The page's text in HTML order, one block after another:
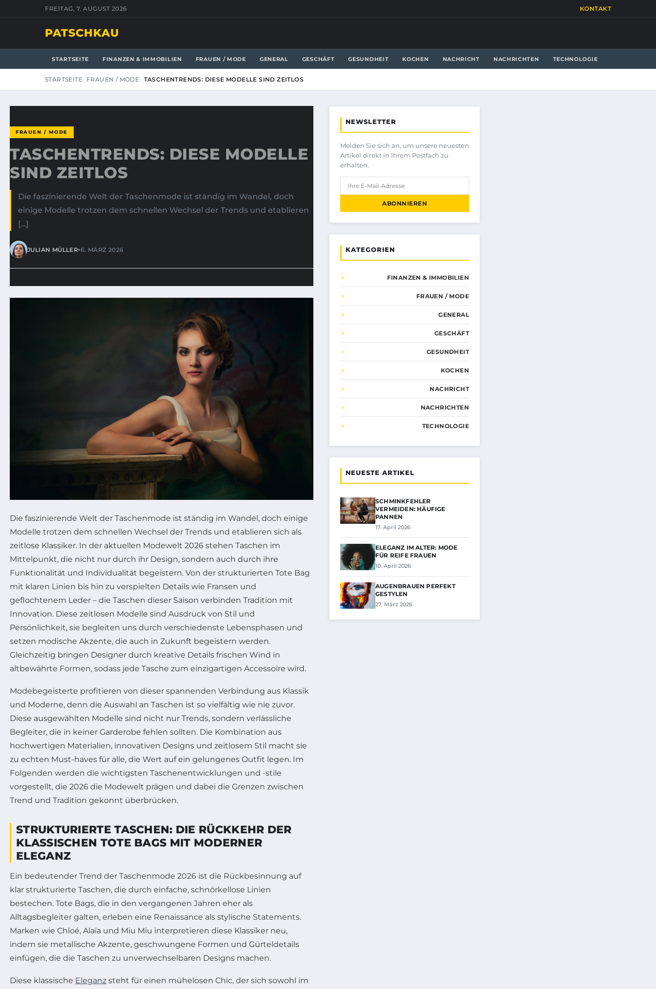
FREITAG, 7. AUGUST 2026 KONTAKT
PATSCHKAU
STARTSEITE FINANZEN & IMMOBILIEN FRAUEN / MODE GENERAL GESCHÄFT GESUNDHEIT KOCHEN NACHRICHT NACHRICHTEN TECHNOLOGIE
STARTSEITE FRAUEN / MODE TASCHENTRENDS: DIESE MODELLE SIND ZEITLOS
FRAUEN / MODE
TASCHENTRENDS: DIESE MODELLE
SIND ZEITLOS
Die faszinierende Welt der Taschenmode ist ständig im Wandel, doch
einige Modelle trotzen dem schnellen Wechsel der Trends und etablieren
[…]
JULIAN MÜLLER•6. MÄRZ 2026
Die faszinierende Welt der Taschenmode ist ständig im Wandel, doch einige
Modelle trotzen dem schnellen Wechsel der Trends und etablieren sich als
zeitlose Klassiker. In der aktuellen Modewelt 2026 stehen Taschen im
Mittelpunkt, die nicht nur durch ihr Design, sondern auch durch ihre
Funktionalität und Individualität begeistern. Von der strukturierten Tote Bag
mit klaren Linien bis hin zu verspielten Details wie Fransen und
geflochtenem Leder – die Taschen dieser Saison verbinden Tradition mit
Innovation. Diese zeitlosen Modelle sind Ausdruck von Stil und
Persönlichkeit, sie begleiten uns durch verschiedenste Lebensphasen und
setzen modische Akzente, die auch in Zukunft begeistern werden.
Gleichzeitig bringen Designer durch kreative Details frischen Wind in
altbewährte Formen, sodass jede Tasche zum einzigartigen Accessoire wird.
Modebegeisterte profitieren von dieser spannenden Verbindung aus Klassik
und Moderne, denn die Auswahl an Taschen ist so vielfältig wie nie zuvor.
Diese ausgewählten Modelle sind nicht nur Trends, sondern verlässliche
Begleiter, die in keiner Garderobe fehlen sollten. Die Kombination aus
hochwertigen Materialien, innovativen Designs und zeitlosem Stil macht sie
zu echten Must-haves für alle, die Wert auf ein gelungenes Outfit legen. Im
Folgenden werden die wichtigsten Taschenentwicklungen und -stile
vorgestellt, die 2026 die Modewelt prägen und dabei die Grenzen zwischen
Trend und Tradition gekonnt überbrücken.
STRUKTURIERTE TASCHEN: DIE RÜCKKEHR DER
KLASSISCHEN TOTE BAGS MIT MODERNER
ELEGANZ
Ein bedeutender Trend der Taschenmode 2026 ist die Rückbesinnung auf
klar strukturierte Taschen, die durch einfache, schnörkellose Linien
bestechen. Tote Bags, die in den vergangenen Jahren eher als
Alltagsbegleiter galten, erleben eine Renaissance als stylische Statements.
Marken wie Chloé, Alaïa und Miu Miu interpretieren diese Klassiker neu,
indem sie metallische Akzente, geschwungene Formen und Gürteldetails
einfügen, die die Taschen zu unverwechselbaren Designs machen.
Diese klassische Eleganz steht für einen mühelosen Chic, der sich sowohl im
NEWSLETTER
Melden Sie sich an, um unsere neuesten
Artikel direkt in Ihrem Postfach zu
erhalten.
ABONNIEREN
KATEGORIEN
FINANZEN & IMMOBILIEN
FRAUEN / MODE
GENERAL
GESCHÄFT
GESUNDHEIT
KOCHEN
NACHRICHT
NACHRICHTEN
TECHNOLOGIE
NEUESTE ARTIKEL
SCHMINKFEHLER
VERMEIDEN: HÄUFIGE
PANNEN
17. April 2026
ELEGANZ IM ALTER: MODE
FÜR REIFE FRAUEN
10. April 2026
AUGENBRAUEN PERFEKT
GESTYLEN
27. März 2026